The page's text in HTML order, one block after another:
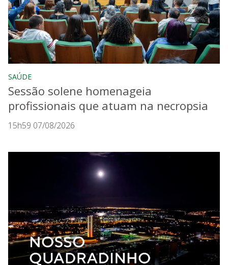
SAÚDE
Sessão solene homenageia
profissionais que atuam na necropsia
15h59 07/08/2026